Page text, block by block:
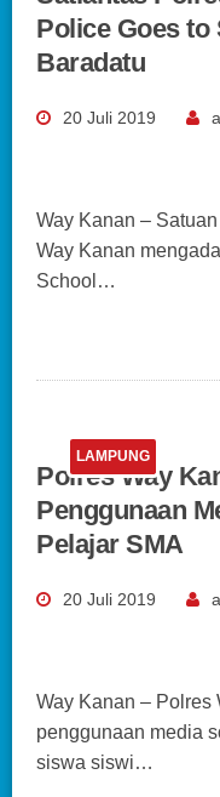
Police Goes to
Baradatu
20 Juli 2019
Way Kanan –
Way Kanan
School…
LAMPUNG
Polres Way
Penggunaan
Pelajar SMA
20 Juli 2019
Way Kanan – Polres
penggunaan media
siswa siswi…